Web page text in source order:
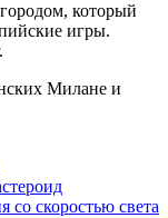
который
игры.
Милане и
со скоростью света